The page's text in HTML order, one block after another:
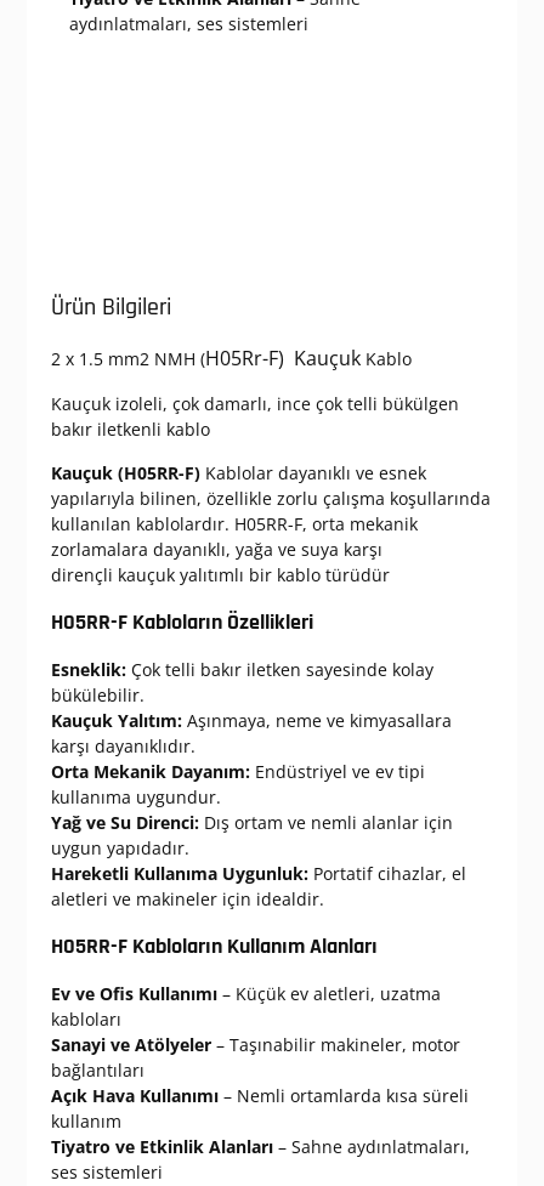
aydınlatmaları, ses sistemleri
Ürün Bilgileri
2 x 1.5 mm2 NMH (H05Rr-F) Kauçuk Kablo
Kauçuk izoleli, çok damarlı, ince çok telli bükülgen
bakır iletkenli kablo
Kauçuk (H05RR-F) Kablolar dayanıklı ve esnek
yapılarıyla bilinen, özellikle zorlu çalışma koşullarında
kullanılan kablolardır. H05RR-F, orta mekanik
zorlamalara dayanıklı, yağa ve suya karşı
dirençli kauçuk yalıtımlı bir kablo türüdür
H05RR-F Kabloların Özellikleri
Esneklik:Çok telli bakır iletken sayesinde kolay
bükülebilir.
Kauçuk Yalıtım:Aşınmaya, neme ve kimyasallara
karşı dayanıklıdır.
Orta Mekanik Dayanım:Endüstriyel ve ev tipi
kullanıma uygundur.
Yağ ve Su Direnci:Dış ortam ve nemli alanlar için
uygun yapıdadır.
Hareketli Kullanıma Uygunluk:Portatif cihazlar, el
aletleri ve makineler için idealdir.
H05RR-F Kabloların Kullanım Alanları
Ev ve Ofis Kullanımı– Küçük ev aletleri, uzatma
kabloları
Sanayi ve Atölyeler– Taşınabilir makineler, motor
bağlantıları
Açık Hava Kullanımı– Nemli ortamlarda kısa süreli
kullanım
Tiyatro ve Etkinlik Alanları– Sahne aydınlatmaları,
ses sistemleri